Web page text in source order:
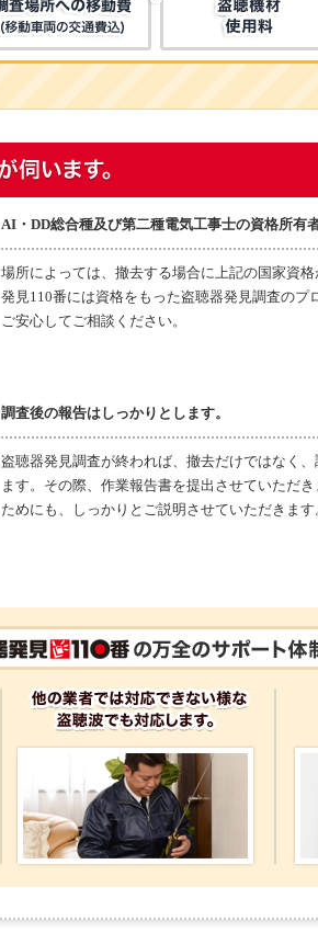
AI・DD総合種及び第二種電気工事士の資格所有
場所によっては、撤去する場合に上記の国家資
発見110番には資格をもった盗聴器発見調査のプ
ご安心してご相談ください。
調査後の報告はしっかりとします。
盗聴器発見調査が終われば、撤去だけではなく
ます。その際、作業報告書を提出させていただ
ためにも、しっかりとご説明させていただきます